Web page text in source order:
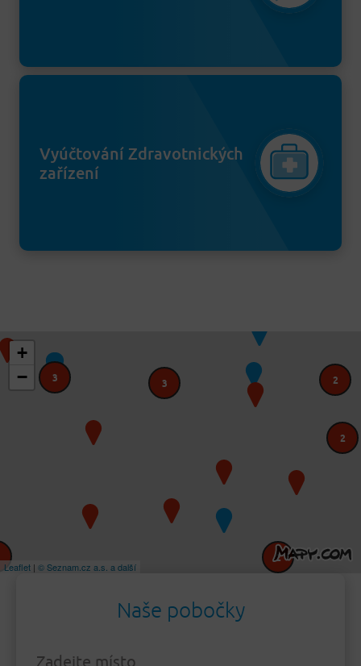
Vyúčtování Zdravotnických
zařízení
2
2
2
3
3
+
−
Leaflet | © Seznam.cz a.s. a další
Naše pobočky